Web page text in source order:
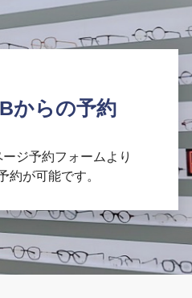
からの予約
ジ予約フォームより
約が可能です。